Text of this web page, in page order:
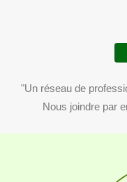
"Un réseau de
Nous joindre par